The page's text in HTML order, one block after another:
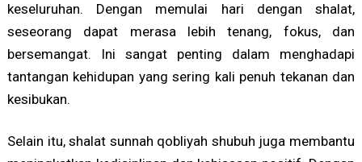
keseluruhan. Dengan memulai hari dengan shalat,
seseorang dapat merasa lebih tenang, fokus, dan
bersemangat. Ini sangat penting dalam menghadapi
tantangan kehidupan yang sering kali penuh tekanan dan
kesibukan.
Selain itu, shalat sunnah qobliyah shubuh juga membantu